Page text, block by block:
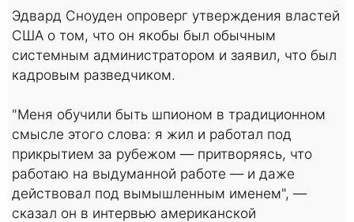
Эдвард Сноуден опроверг утверждения властей
США о том, что он якобы был обычным
системным администратором и заявил, что был
кадровым разведчиком.
"Меня обучили быть шпионом в традиционном
смысле этого слова: я жил и работал под
прикрытием за рубежом — притворяясь, что
работаю на выдуманной работе — и даже
действовал под вымышленным именем", —
сказал он в интервью американской